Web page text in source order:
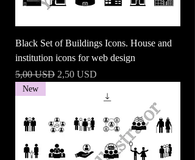
Black Set of Buildings Icons. House and
institution icons for web design
Prezzo regolare
5,00 USD Prezzo scontato
2,50 USD
New